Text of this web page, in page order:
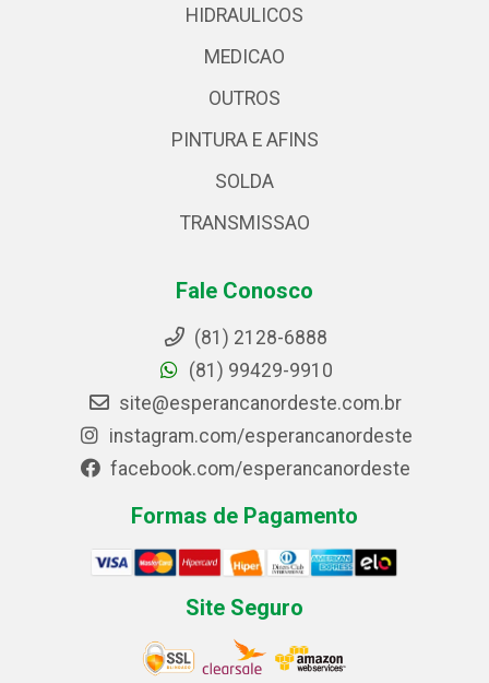
HIDRAULICOS
MEDICAO
OUTROS
PINTURA E AFINS
SOLDA
TRANSMISSAO
Fale Conosco
(81) 2128-6888
(81) 99429-9910
site@esperancanordeste.com.br
instagram.com/esperancanordeste
facebook.com/esperancanordeste
Formas de Pagamento
Site Seguro